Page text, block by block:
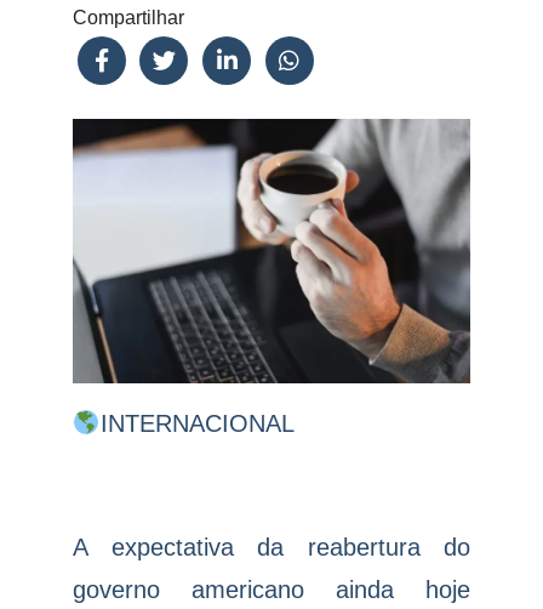
Compartilhar
INTERNACIONAL
A expectativa da reabertura do
governo americano ainda hoje